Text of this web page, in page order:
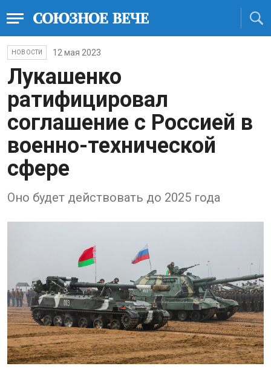
НОВОСТИ 12 мая 2023
Лукашенко
ратифицировал
соглашение с Россией в
военно-технической
сфере
Оно будет действовать до 2025 года